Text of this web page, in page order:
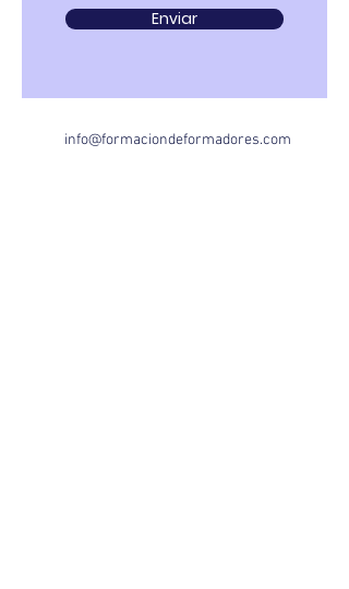
Enviar
info@formaciondeformadores.com